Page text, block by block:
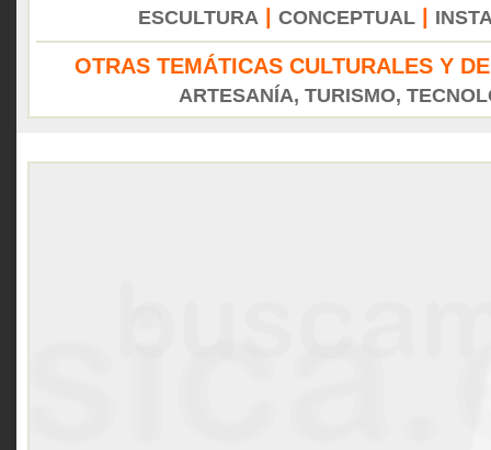
ESCULTURA
CONCEPTUAL
OTRAS TEMÁTICAS CULTURALES Y
ARTESANÍA, TURISMO,